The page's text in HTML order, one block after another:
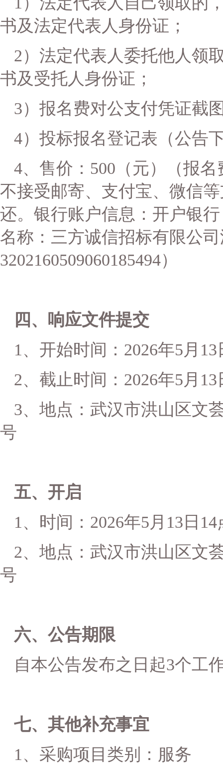
书及法定代表人身份证；
2）法定代表人委托他人领
书及受托人身份证；
3） 报名费对公支付凭证截
4） 投标报名登记表 （公告
4、售价： 500 （元）
（报名
不接受邮寄、 支付宝、微信
还。 银行账户信息：开户银
名称：三方诚信招标有限公
3202160509060185494）
四、响应文件提交
1、开始时间： 2026年5月 13
2、截止时间： 2026年5月 13
3、地点： 武汉市洪山区文
号
五、开启
1、时间： 2026年5月 13 日 14
2、地点： 武汉市洪山区文
号
六、公告期限
自本公告发布之日起3个工
七、其他补充事宜
1 、采购项目类别：服务